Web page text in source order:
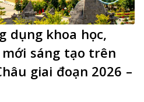
dụng khoa học,
sáng tạo trên
giai đoạn 2026 –